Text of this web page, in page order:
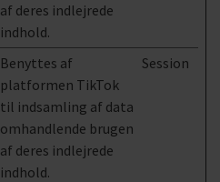
af deres indlejrede
indhold.
Benyttes af
platformen TikTok
til indsamling af data
omhandlende brugen
af deres indlejrede
indhold.
Session